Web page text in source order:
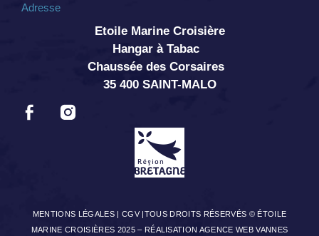
Adresse
Etoile Marine Croisière
Hangar à Tabac
Chaussée des Corsaires
35 400 SAINT-MALO
MENTIONS LÉGALES |CGV |TOUS DROITS RÉSERVÉS © ÉTOILE
MARINE CROISIÈRES 2025 – RÉALISATION AGENCE WEB VANNES